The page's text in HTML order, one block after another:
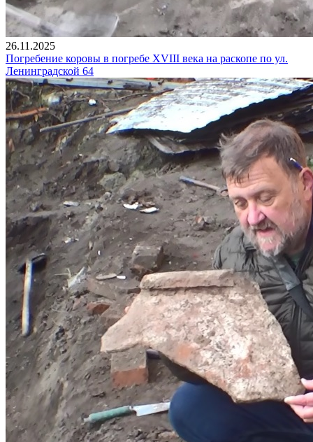
26.11.2025
Погребение коровы в погребе XVIII века на раскопе по ул.
Ленинградской 64